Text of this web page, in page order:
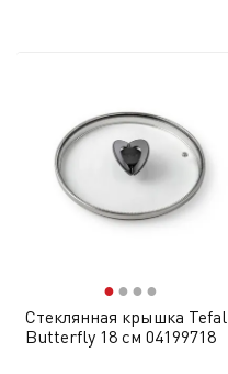
●● ● ●
Стеклянная крышка Tefal
Butterfly 18 см 04199718